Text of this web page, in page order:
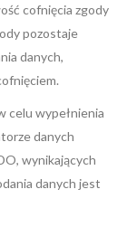
cofnięcia zgody
pozostaje
danych,
celu wypełnienia
danych
wynikających
danych jest